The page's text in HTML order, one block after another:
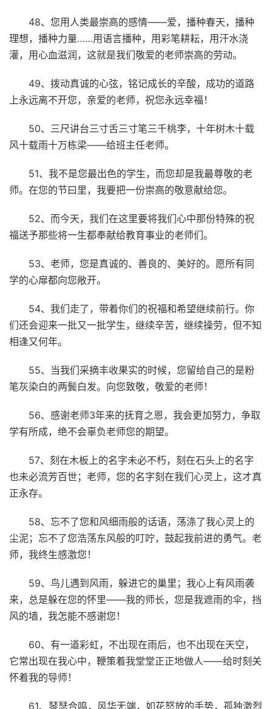
48、您用人类最崇高的感情——爱，播种春天，播种
理想，播种力量……用语言播种，用彩笔耕耘，用汗水浇
灌，用心血滋润，这就是我们敬爱的老师崇高的劳动。
49、拨动真诚的心弦，铭记成长的辛酸，成功的道路
上永远离不开您，亲爱的老师，祝您永远幸福！
50、三尺讲台三寸舌三寸笔三千桃李，十年树木十载
风十载雨十万栋梁——给班主任老师。
51、我不是您最出色的学生，而您却是我最尊敬的老
师。在您的节曰里，我要把一份崇高的敬意献给您。
52、而今天，我们在这里要将我们心中那份特殊的祝
福送予那些将一生都奉献给教育事业的老师们。
53、老师，您是真诚的、善良的、美好的。愿所有同
学的心扉都向您敞开。
54、我们走了，带着你们的祝福和希望继续前行。你
们还会迎来一批又一批学生，继续辛苦，继续操劳，但不知
相逢又何年。
55、当我们采摘丰收果实的时候，您留给自己的是粉
笔灰染白的两鬓白发。向您致敬，敬爱的老师！
56、感谢老师3年来的抚育之恩，我会更加努力，争取
学有所成，绝不会辜负老师您的期望。
57、刻在木板上的名字未必不朽，刻在石头上的名字
也未必流芳百世；老师，您的名字刻在我们心灵上，这才真
正永存。
58、忘不了您和风细雨般的话语，荡涤了我心灵上的
尘泥；忘不了您浩荡东风般的叮咛，鼓起我前进的勇气。老
师，我终生感激您！
59、鸟儿遇到风雨，躲进它的巢里；我心上有风雨袭
来，总是躲在您的怀里——我的师长，您是我遮雨的伞，挡
风的墙，我怎能不感谢您！
60、有一道彩虹，不出现在雨后，也不出现在天空，
它常出现在我心中，鞭策着我堂堂正正地做人――给时刻关
怀着我的导师！
61、琴瑟合鸣，风华无端，如花怒放的手势，孤独激烈